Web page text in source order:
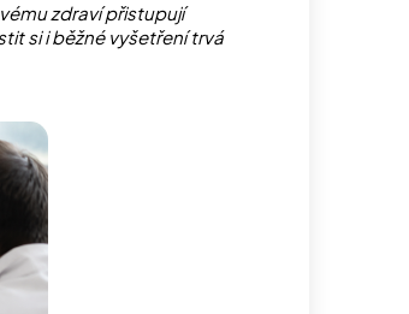
zdraví přistupují
si i běžné vyšetření trvá